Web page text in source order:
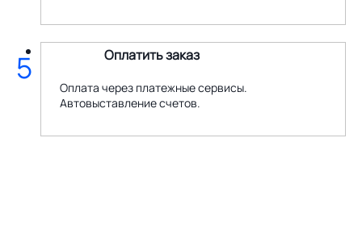
Оплатить заказ
Оплата через платежные сервисы.
Автовыставление счетов.
5